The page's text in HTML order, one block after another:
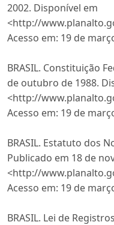
2002. Disponível em
<http://
Acesso em: 19 de
BRASIL. Constituição
de outubro de 1988.
<http://
Acesso em: 19 de
BRASIL. Estatuto dos
Publicado em 18 de
<http://
Acesso em: 19 de
BRASIL. Lei de